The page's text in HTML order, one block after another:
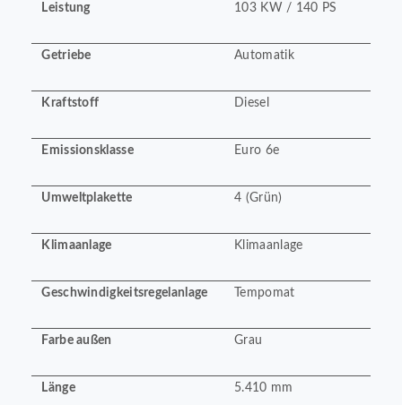
Leistung 103 KW / 140 PS
Getriebe Automatik
Kraftstoff Diesel
Emissionsklasse Euro 6e
Umweltplakette 4 (Grün)
Klimaanlage Klimaanlage
Geschwindigkeitsregelanlage Tempomat
Farbe außen Grau
Länge 5.410 mm